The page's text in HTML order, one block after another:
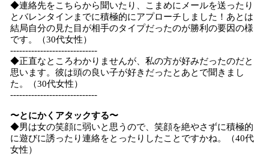
◆連絡先をこちらから聞いたり、こまめにメールを送ったり
とバレンタインまでに積極的にアプローチしました！あとは
結局自分の見た目が相手のタイプだったのが勝利の要因の様
です。（30代女性）
-----------------------------
◆正直なところわかりませんが、私の方が好みだったのだと
思います。彼は頭の良い子が好きだったとあとで聞きまし
た。（30代女性）
-----------------------------
〜とにかくアタックする〜
◆男は女の笑顔に弱いと思うので、笑顔を絶やさずに積極的
に遊びに誘ったり連絡をとったりしたことですかね。（40代
女性）